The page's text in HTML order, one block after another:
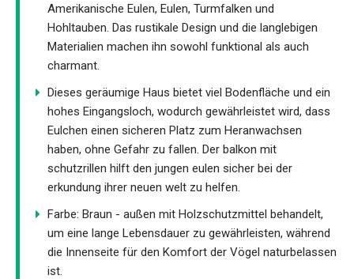
Amerikanische Eulen, Eulen, Turmfalken und
Hohltauben. Das rustikale Design und die langlebigen
Materialien machen ihn sowohl funktional als auch
charmant.
Dieses geräumige Haus bietet viel Bodenfläche und ein
hohes Eingangsloch, wodurch gewährleistet wird, dass
Eulchen einen sicheren Platz zum Heranwachsen
haben, ohne Gefahr zu fallen. Der balkon mit
schutzrillen hilft den jungen eulen sicher bei der
erkundung ihrer neuen welt zu helfen.
Farbe: Braun - außen mit Holzschutzmittel behandelt,
um eine lange Lebensdauer zu gewährleisten, während
die Innenseite für den Komfort der Vögel naturbelassen
ist.